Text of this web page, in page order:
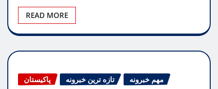
READ MORE
پاکیستان تازه ترین خبرونه مهم خبرونه